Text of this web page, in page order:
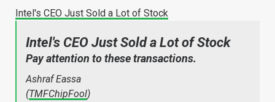
Intel's CEO Just Sold a Lot of Stock
Intel's CEO Just Sold a Lot of Stock
Pay attention to these transactions.
Ashraf Eassa
(TMFChipFool)